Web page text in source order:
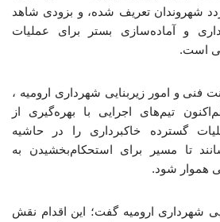
شهروندان تعریف شده، و بزودی شاهد
و آماده‌سازی بستر برای عملیات
است.
فنی و امور زیربنایی شهرداری ارومیه ،
تیم‌های اجرایی با بهره‌گیری از
گسترده خاکبرداری را در حاشیه
تا مسیر برای استحکام‌بخشیدن به
هموار شود.
شهرداری ارومیه گفت؛ این اقدام نقش